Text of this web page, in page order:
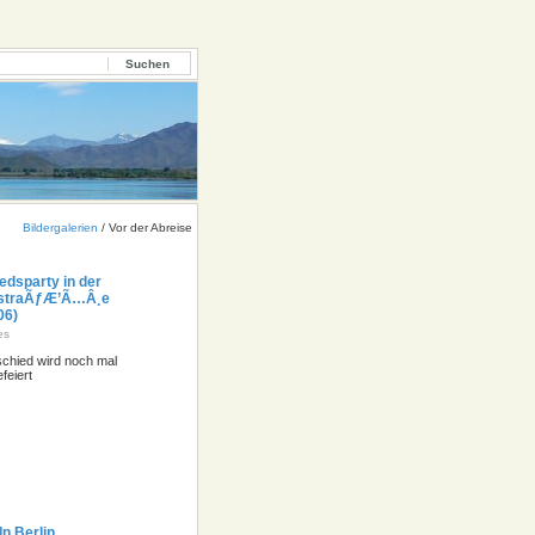
Bildergalerien / Vor der Abreise
in der
wird noch mal